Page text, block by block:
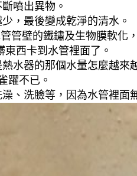
噴出異物。
，最後變成乾淨的清水。
管壁的鐵鏽及生物膜軟
西卡到水管裡面了。
水器的那個水量怎麼越來
躍不已。
、洗臉等，因為水管裡